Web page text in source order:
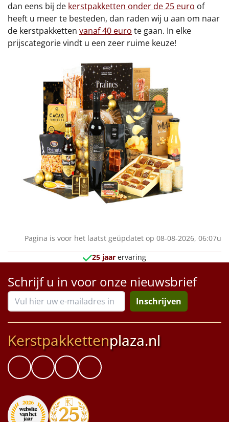
dan eens bij de kerstpakketten onder de 25 euro of
heeft u meer te besteden, dan raden wij u aan om naar
de kerstpakketten vanaf 40 euro te gaan. In elke
prijscategorie vindt u een zeer ruime keuze!
Pagina is voor het laatst geüpdatet op 08-08-2026, 06:07u
25 jaar ervaring
Schrijf u in voor onze nieuwsbrief
Inschrijven
Kerstpakkettenplaza.nl